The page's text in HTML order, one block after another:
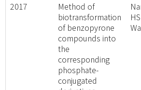
2017
Method of
biotransformation
of benzopyrone
compounds into
the
corresponding
phosphate-
conjugated